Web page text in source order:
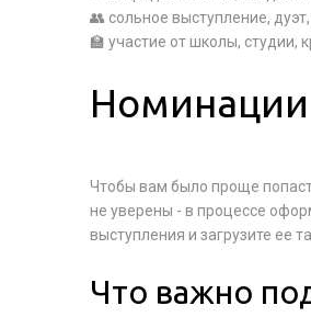
👥 сольное выступление,
🏫 участие от школы, студии,
Номинации
Чтобы вам было проще
не уверены - в процессе
выступления и загрузите ее
Что важно